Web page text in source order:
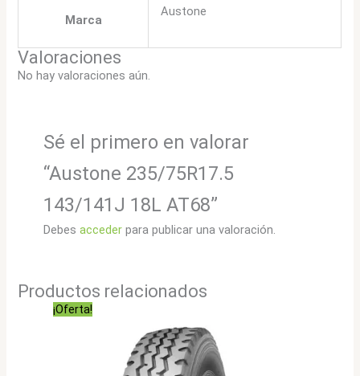
Marca
Austone
Valoraciones
No hay valoraciones aún.
Sé el primero en valorar
“Austone 235/75R17.5
143/141J 18L AT68”
Debes accederpara publicar una valoración.
Productos relacionados
¡Oferta!